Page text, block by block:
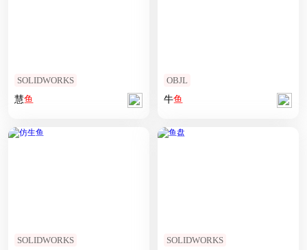
SOLIDWORKS
慧鱼
OBJL
牛鱼
SOLIDWORKS SOLIDWORKS